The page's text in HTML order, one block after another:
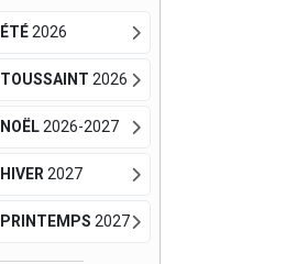
ÉTÉ2026
TOUSSAINT 2026
NOËL2026-2027
HIVER 2027
PRINTEMPS 2027